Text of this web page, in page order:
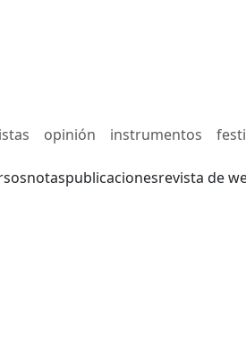
opinión instrumentos
notaspublicacionesrevista de